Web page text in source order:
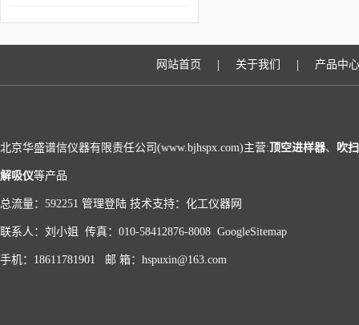
网站首页 | 关于我们 | 产品中心
北京华盛谱信仪器有限责任公司(www.bjhspx.com)主营:顶空进样器、 吹
解吸仪等产品
总流量：592251 管理登陆 技术支持： 化工仪器网
联系人：刘小姐 传真：010-58412876-8008 GoogleSitemap
手机：18611781901 邮 箱：hspuxin@163.com